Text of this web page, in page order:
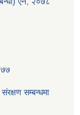
सम्बन्धमा